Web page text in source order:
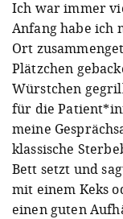
Ich war immer
Anfang habe ich
Ort
Plätzchen
Würstchen
für die
meine
klassische
Bett setzt und
mit einem Keks
einen guten